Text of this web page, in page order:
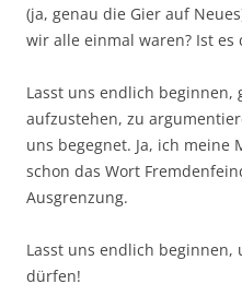
(ja, genau die Gier auf
wir alle einmal waren? Ist es
Lasst uns endlich
aufzustehen, zu
uns begegnet. Ja, ich
schon das Wort
Ausgrenzung.
Lasst uns endlich beginnen,
dürfen!